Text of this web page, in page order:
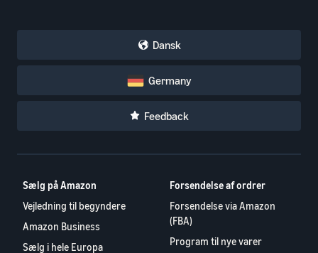
Dansk
Germany
Feedback
Sælg på Amazon
Vejledning til begyndere
Amazon Business
Sælg i hele Europa
Forsendelse af ordrer
Forsendelse via Amazon
(FBA)
Program til nye varer